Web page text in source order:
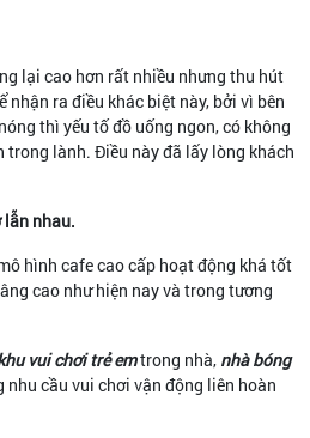
lại cao hơn rất nhiều nhưng thu hút
nhận ra điều khác biệt này, bởi vì bên
thì yếu tố đồ uống ngon, có không
trong lành. Điều này đã lấy lòng khách
lẫn nhau.
hình cafe cao cấp hoạt động khá tốt
cao như hiện nay và trong tương
vui chơi trẻ emtrong nhà, nhà bóng
cầu vui chơi vận động liên hoàn